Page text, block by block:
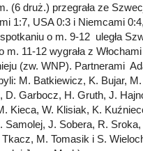
(6 druż.) przegrała ze
1:7, USA 0:3 i Niemcami
o m. 9-12 uległa
m. 11-12 wygrała z
(zw. WNP). Partnerami
M. Batkiewicz, K. Bujar,
D. Garbocz, H. Gruth, J.
Kieca, W. Klisiak, K.
Samolej, J. Sobera, R.
M. Tomasik i S.